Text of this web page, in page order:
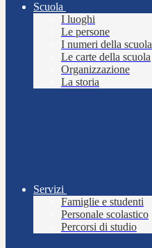
Scuola
I luoghi
Le persone
I numeri della scuola
Le carte della scuola
Organizzazione
La storia
Servizi
Famiglie e studenti
Personale scolastico
Percorsi di studio